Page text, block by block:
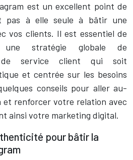
est un excellent point de
pas à elle seule à bâtir une
vos clients. Il est essentiel de
stratégie globale de
de service client qui soit
et centrée sur les besoins
conseils pour aller au-
renforcer votre relation avec
ainsi votre marketing digital.
pour bâtir la